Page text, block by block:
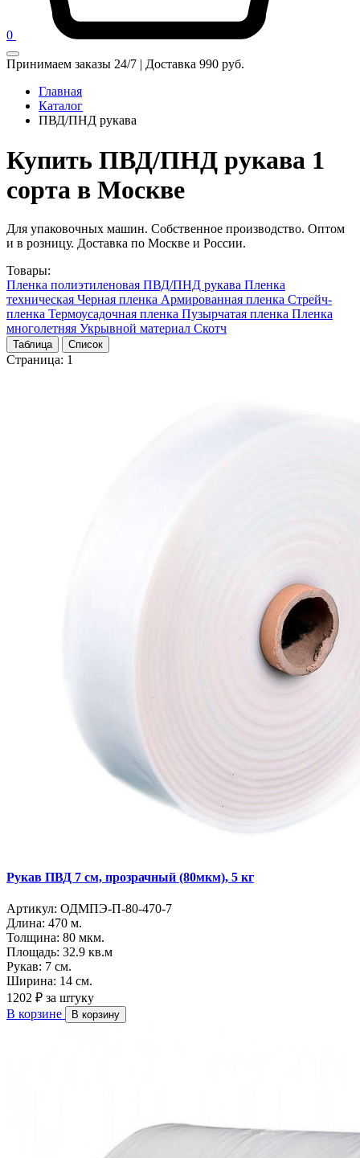
0
Принимаем заказы 24/7 | Доставка 990 руб.
Главная
Каталог
ПВД/ПНД рукава
Купить ПВД/ПНД рукава 1
сорта в Москве
Для упаковочных машин. Собственное производство. Оптом
и в розницу. Доставка по Москве и России.
Товары:
Пленка полиэтиленовая ПВД/ПНД рукава Пленка
техническая Черная пленка Армированная пленка Стрейч-
пленка Термоусадочная пленка Пузырчатая пленка Пленка
многолетняя Укрывной материал Скотч
Таблица Список
Страница: 1
Рукав ПВД 7 см, прозрачный (80мкм), 5 кг
Артикул: ОДМПЭ-П-80-470-7
Длина: 470 м.
Толщина: 80 мкм.
Площадь: 32.9 кв.м
Рукав: 7 см.
Ширина: 14 см.
1202 ₽ за штуку
В корзине
В корзину